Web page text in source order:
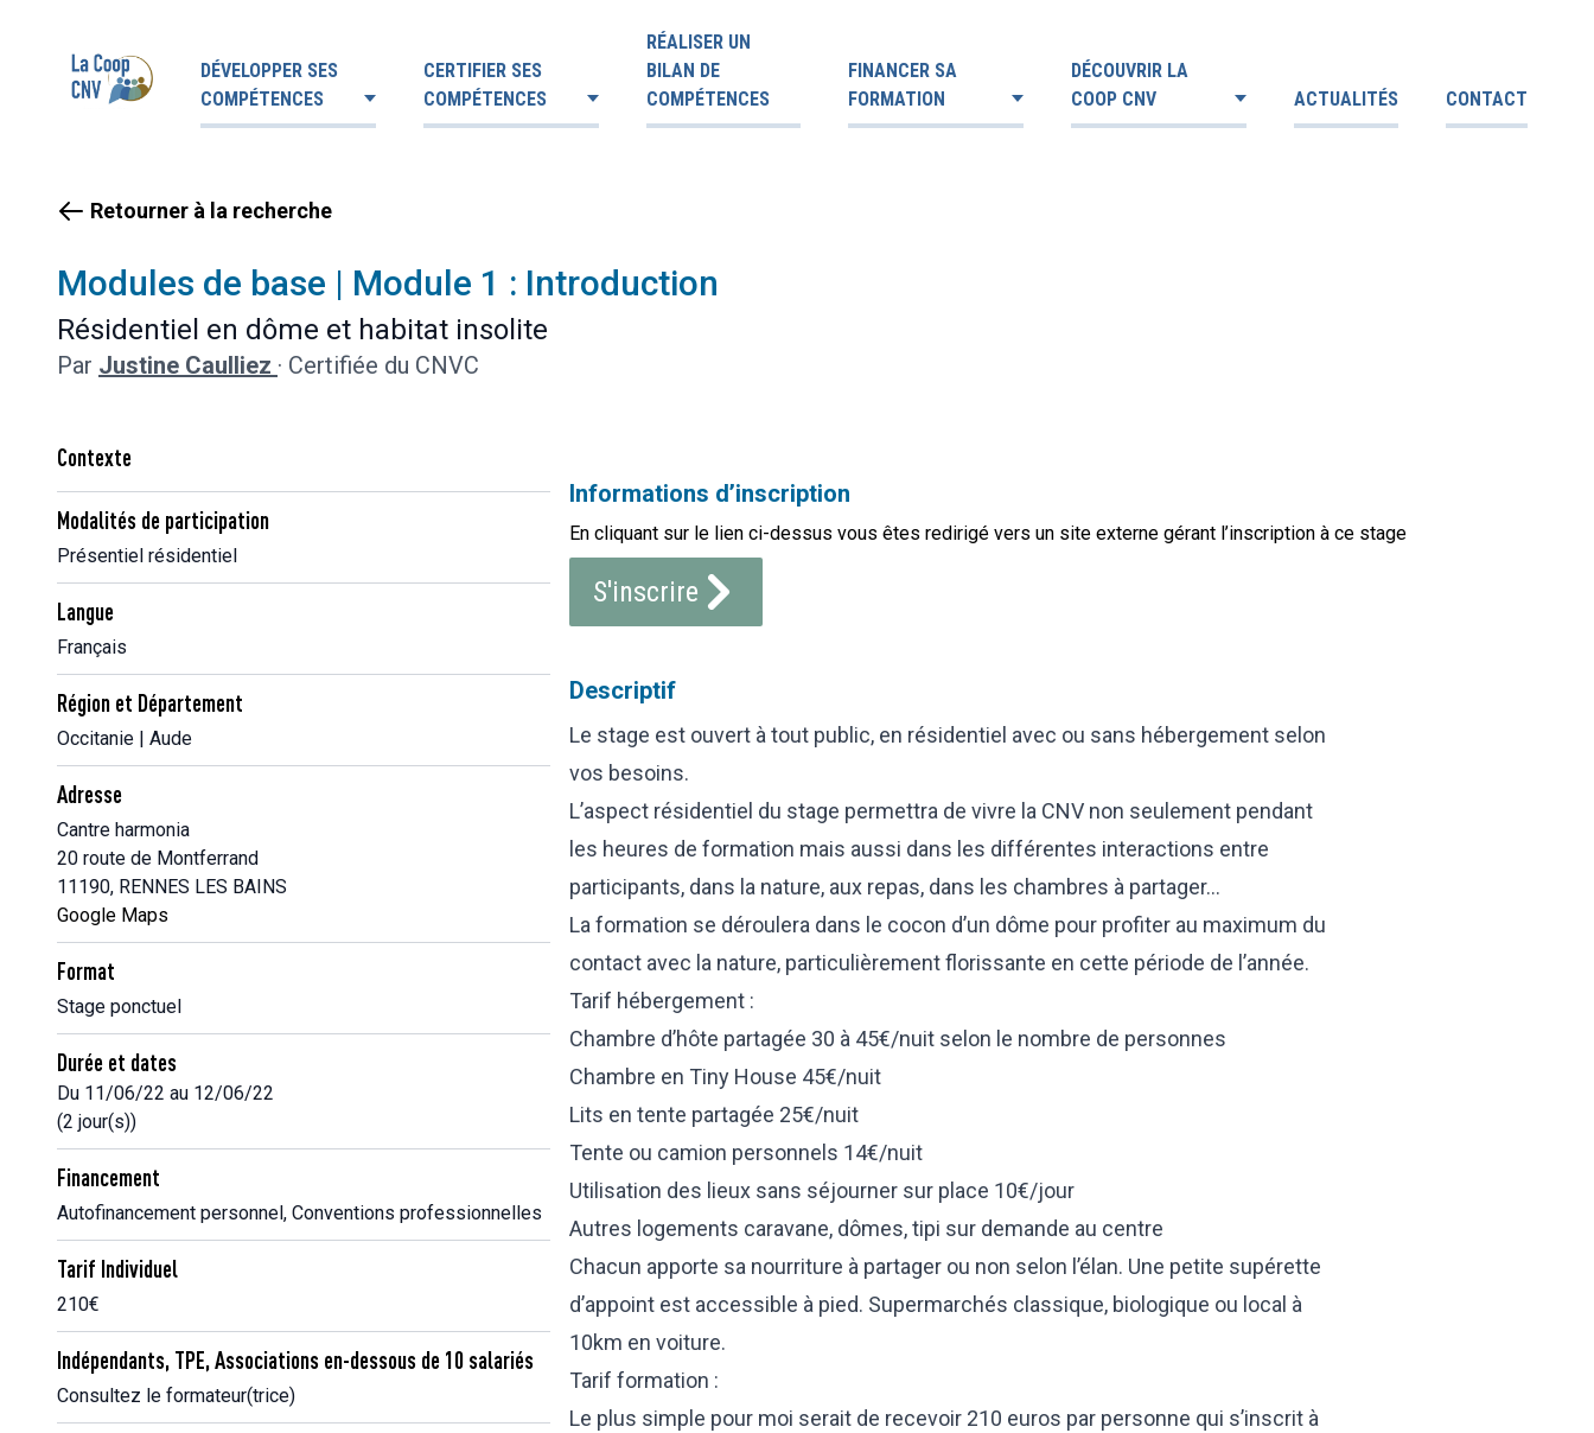
DÉVELOPPER SES
COMPÉTENCES
CERTIFIER SES
COMPÉTENCES
RÉALISER UN
BILAN DE
COMPÉTENCES
FINANCER SA
FORMATION
DÉCOUVRIR LA
COOP CNV
ACTUALITÉS CONTACT
Retourner à la recherche
Modules de base | Module 1 : Introduction
Résidentiel en dôme et habitat insolite
Par Justine Caulliez · Certifiée du CNVC
Contexte
Modalités de participation
Présentiel résidentiel
Langue
Français
Région et Département
Occitanie | Aude
Adresse
Cantre harmonia
20 route de Montferrand
11190, RENNES LES BAINS
Google Maps
Format
Stage ponctuel
Durée et dates
Du 11/06/22 au 12/06/22
(2 jour(s))
Financement
Autofinancement personnel, Conventions professionnelles
Tarif Individuel
210€
Indépendants, TPE, Associations en-dessous de 10 salariés
Consultez le formateur(trice)
Informations d’inscription
En cliquant sur le lien ci-dessus vous êtes redirigé vers un site externe gérant l’inscription à ce stage
S'inscrire
Descriptif
Le stage est ouvert à tout public, en résidentiel avec ou sans hébergement selon
vos besoins.
L’aspect résidentiel du stage permettra de vivre la CNV non seulement pendant
les heures de formation mais aussi dans les différentes interactions entre
participants, dans la nature, aux repas, dans les chambres à partager…
La formation se déroulera dans le cocon d’un dôme pour profiter au maximum du
contact avec la nature, particulièrement florissante en cette période de l’année.
Tarif hébergement :
Chambre d’hôte partagée 30 à 45€/nuit selon le nombre de personnes
Chambre en Tiny House 45€/nuit
Lits en tente partagée 25€/nuit
Tente ou camion personnels 14€/nuit
Utilisation des lieux sans séjourner sur place 10€/jour
Autres logements caravane, dômes, tipi sur demande au centre
Chacun apporte sa nourriture à partager ou non selon l’élan. Une petite supérette
d’appoint est accessible à pied. Supermarchés classique, biologique ou local à
10km en voiture.
Tarif formation :
Le plus simple pour moi serait de recevoir 210 euros par personne qui s’inscrit à